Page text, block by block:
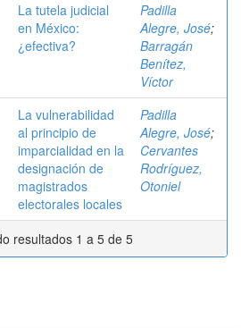
La tutela judicial
en México:
¿efectiva?
Padilla
Alegre, José;
Barragán
Benítez,
Víctor
La vulnerabilidad
al principio de
imparcialidad en la
designación de
magistrados
electorales locales
Padilla
Alegre, José;
Cervantes
Rodríguez,
Otoniel
resultados 1 a 5 de 5